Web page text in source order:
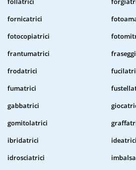
fornicatrici
fotocopiatrici
frantumatrici
frodatrici
fumatrici
gabbatrici
gomitolatrici
ibridatrici
ideatrici
idrosciatrici